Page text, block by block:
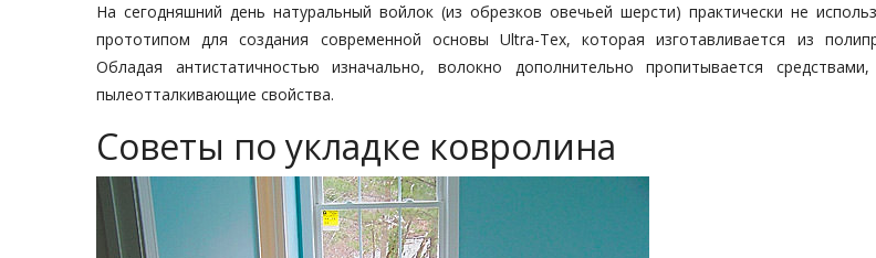
На сегодняшний день натуральный войлок (из обрезков овечьей шерсти) практически не
прототипом для создания современной основы Ultra-Tex, которая изготавливается из
Обладая антистатичностью изначально, волокно дополнительно пропитывается
пылеотталкивающие свойства.
Советы по укладке ковролина